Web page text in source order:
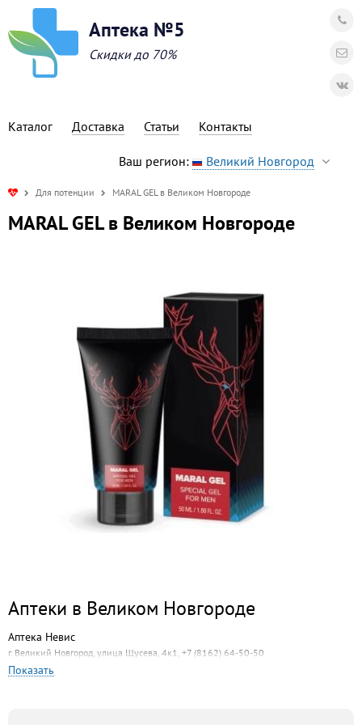
Аптека №5
Скидки до 70%
Каталог Доставка Статьи Контакты
Ваш регион: Великий Новгород
Для потенции MARAL GEL в Великом Новгороде
MARAL GEL в Великом Новгороде
Аптеки в Великом Новгороде
Аптека Невис
г. Великий Новгород, улица Щусева, 4к1, +7 (8162) 64-50-50
Панацея-Н
Показать